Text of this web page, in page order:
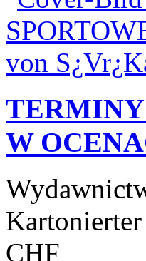
TERMINY
W
CHF